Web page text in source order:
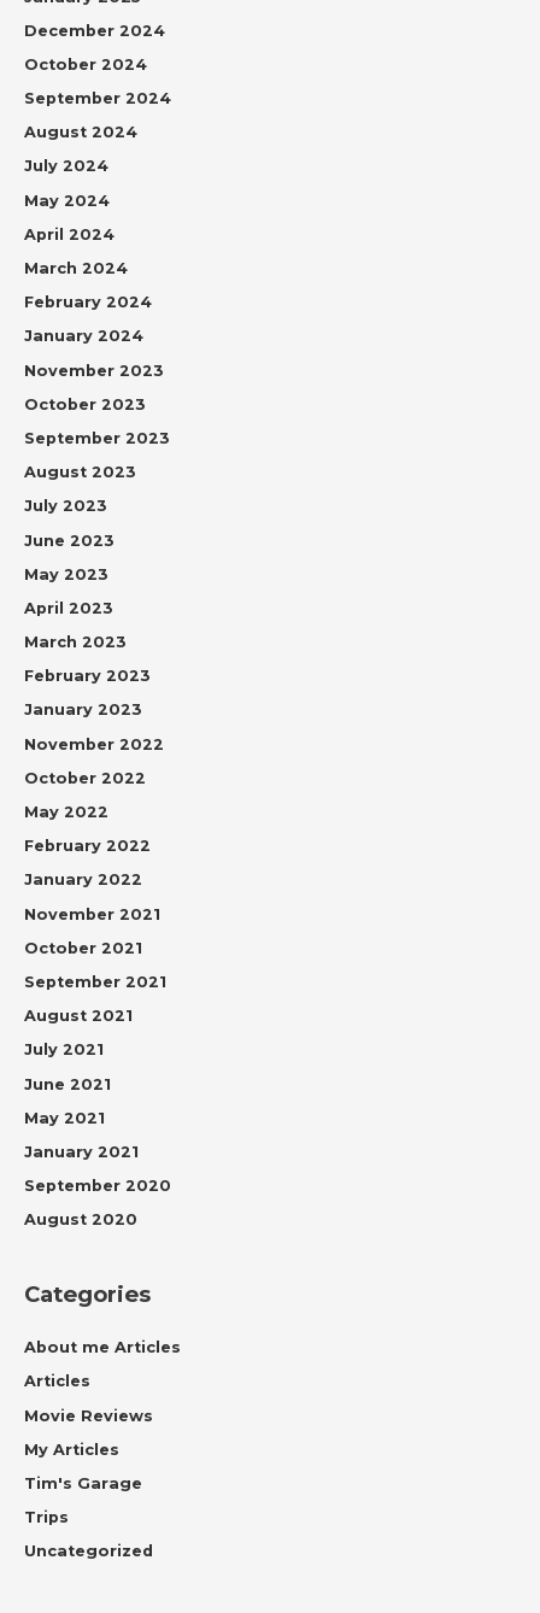
December 2024
October 2024
September 2024
August 2024
July 2024
May 2024
April 2024
March 2024
February 2024
January 2024
November 2023
October 2023
September 2023
August 2023
July 2023
June 2023
May 2023
April 2023
March 2023
February 2023
January 2023
November 2022
October 2022
May 2022
February 2022
January 2022
November 2021
October 2021
September 2021
August 2021
July 2021
June 2021
May 2021
January 2021
September 2020
August 2020
Categories
About me Articles
Articles
Movie Reviews
My Articles
Tim's Garage
Trips
Uncategorized